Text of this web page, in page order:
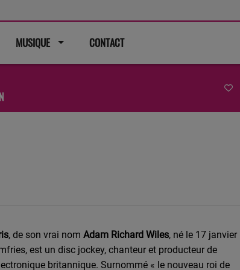
MUSIQUE CONTACT
, de son vrai nom Adam Richard Wiles, né le 17 janvier
est un disc jockey, chanteur et producteur de
britannique. Surnommé « le nouveau roi de